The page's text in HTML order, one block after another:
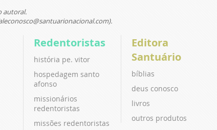
autoral.
Redentoristas
história pe. vitor
hospedagem santo
afonso
missionários
redentoristas
missões redentoristas
Editora
Santuário
bíblias
deus conosco
livros
outros produtos